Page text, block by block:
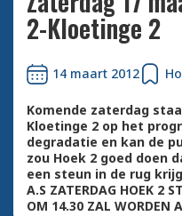
2-Kloetinge 2
14 maart 2012
Komende zaterdag
Kloetinge 2 op het
degradatie en kan de
zou Hoek 2 goed doen
een steun in de rug
A.S ZATERDAG HOEK 2
OM 14.30 ZAL WORDEN